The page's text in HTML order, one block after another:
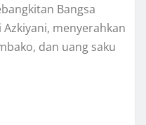
Bangsa
Azkiyani, menyerahkan
dan uang saku